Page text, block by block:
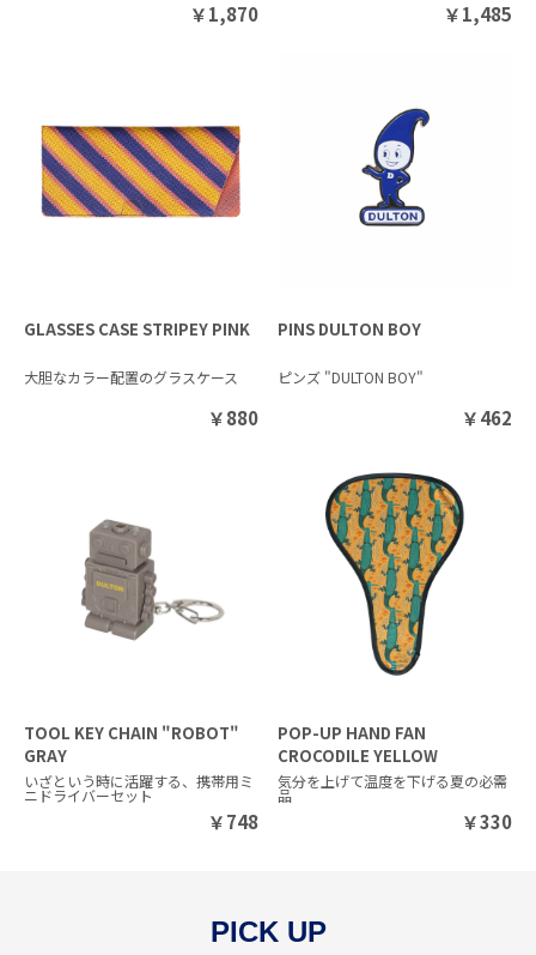
￥1,870 ￥1,485
GLASSES CASE STRIPEY PINK
大胆なカラー配置のグラスケース
￥880
PINS DULTON BOY
ピンズ "DULTON BOY"
￥462
TOOL KEY CHAIN "ROBOT"
GRAY
いざという時に活躍する、携帯用ミ
ニドライバーセット
￥748
POP-UP HAND FAN
CROCODILE YELLOW
気分を上げて温度を下げる夏の必需
品
￥330
PICK UP